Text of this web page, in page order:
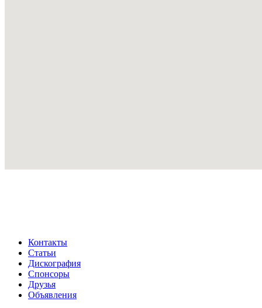
Контакты
Статьи
Дискография
Спонсоры
Друзья
Объявления